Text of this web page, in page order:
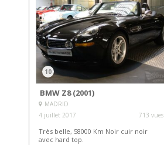
10
BMW Z8 (2001)
MADRID
4 juillet 2017
713 vues
Très belle, 58000 Km Noir cuir noir
avec hard top.